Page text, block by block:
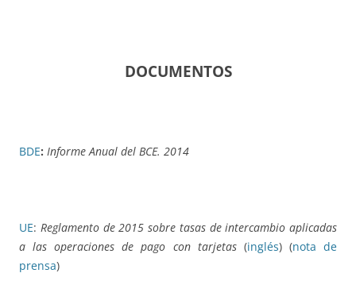
DOCUMENTOS
BDE: Informe Anual del BCE. 2014
UE: Reglamento de 2015 sobre tasas de intercambio aplicadas
a las operaciones de pago con tarjetas(inglés) (nota de
prensa)